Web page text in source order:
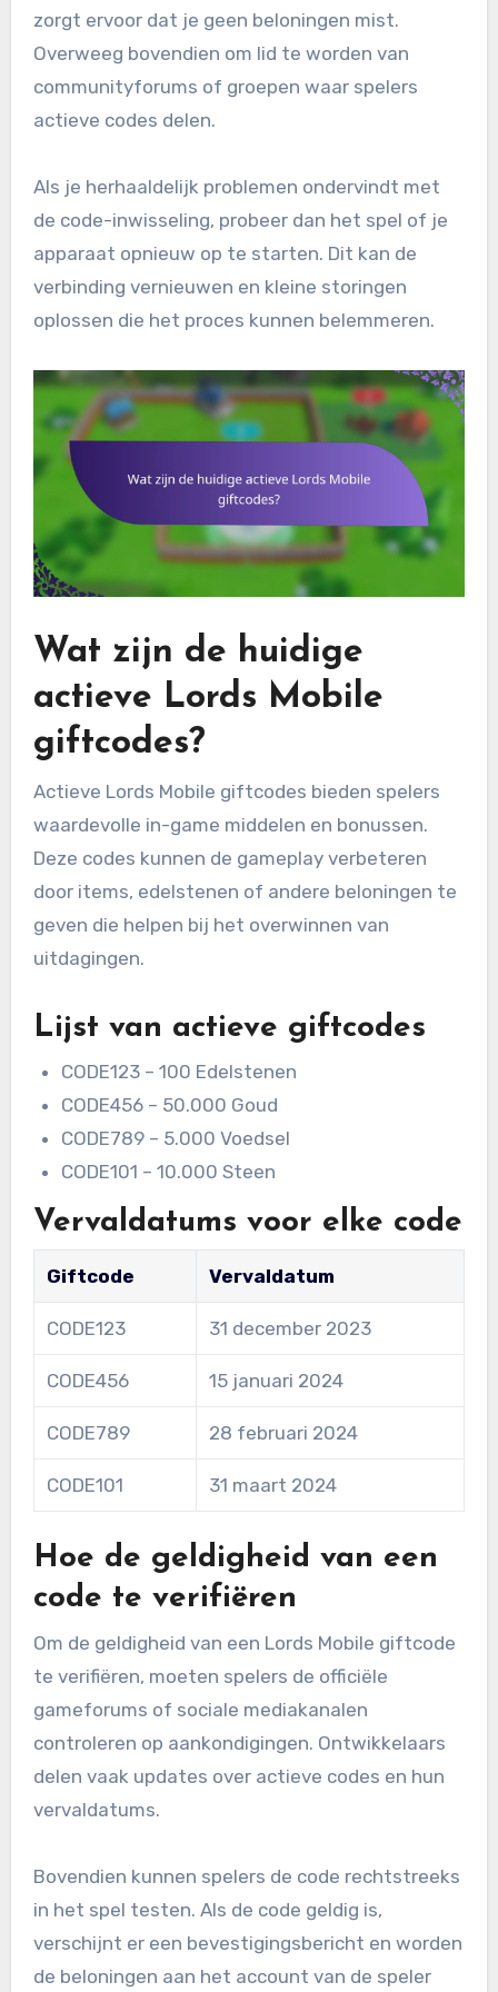
zorgt ervoor dat je geen beloningen mist.
Overweeg bovendien om lid te worden van
communityforums of groepen waar spelers
actieve codes delen.
Als je herhaaldelijk problemen ondervindt met
de code-inwisseling, probeer dan het spel of je
apparaat opnieuw op te starten. Dit kan de
verbinding vernieuwen en kleine storingen
oplossen die het proces kunnen belemmeren.
Wat zijn de huidige
actieve Lords Mobile
giftcodes?
Actieve Lords Mobile giftcodes bieden spelers
waardevolle in-game middelen en bonussen.
Deze codes kunnen de gameplay verbeteren
door items, edelstenen of andere beloningen te
geven die helpen bij het overwinnen van
uitdagingen.
Lijst van actieve giftcodes
CODE123 – 100 Edelstenen
CODE456 – 50.000 Goud
CODE789 – 5.000 Voedsel
CODE101 – 10.000 Steen
Vervaldatums voor elke code
Giftcode Vervaldatum
CODE123 31 december 2023
CODE456 15 januari 2024
CODE789 28 februari 2024
CODE101 31 maart 2024
Hoe de geldigheid van een
code te verifiëren
Om de geldigheid van een Lords Mobile giftcode
te verifiëren, moeten spelers de officiële
gameforums of sociale mediakanalen
controleren op aankondigingen. Ontwikkelaars
delen vaak updates over actieve codes en hun
vervaldatums.
Bovendien kunnen spelers de code rechtstreeks
in het spel testen. Als de code geldig is,
verschijnt er een bevestigingsbericht en worden
de beloningen aan het account van de speler